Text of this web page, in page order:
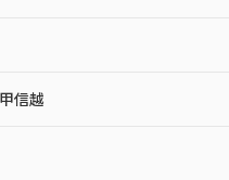
信越